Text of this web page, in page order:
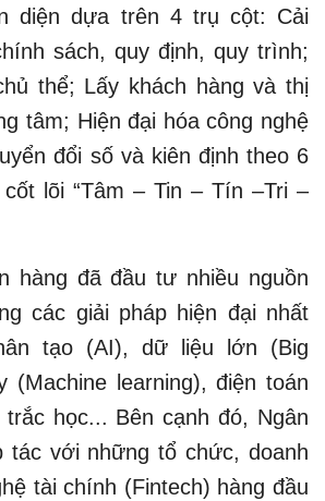
diện dựa trên 4 trụ cột: Cải
sách, quy định, quy trình;
thể; Lấy khách hàng và thị
tâm; Hiện đại hóa công nghệ
đổi số và kiên định theo 6
lõi “Tâm – Tin – Tín –Tri –
hàng đã đầu tư nhiều nguồn
các giải pháp hiện đại nhất
tạo (AI), dữ liệu lớn (Big
(Machine learning), điện toán
học... Bên cạnh đó, Ngân
tác với những tổ chức, doanh
tài chính (Fintech) hàng đầu